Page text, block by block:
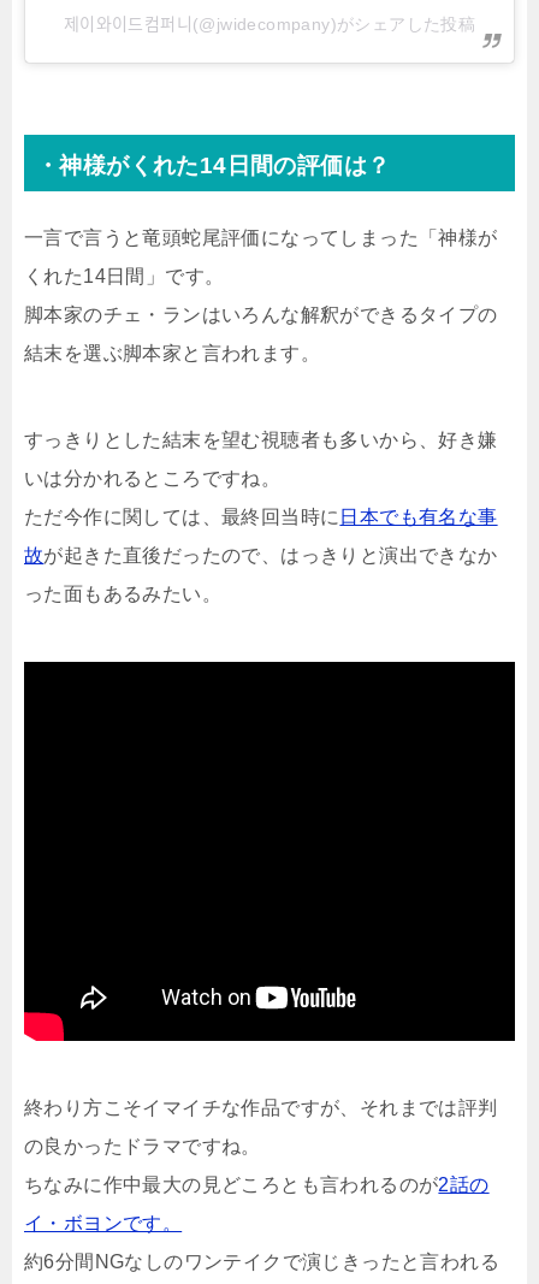
제이와이드컴퍼니(@jwidecompany)がシェアした投稿
・神様がくれた14日間の評価は？
一言で言うと竜頭蛇尾評価になってしまった「神様が
くれた14日間」です。
脚本家のチェ・ランはいろんな解釈ができるタイプの
結末を選ぶ脚本家と言われます。
すっきりとした結末を望む視聴者も多いから、好き嫌
いは分かれるところですね。
ただ今作に関しては、最終回当時に 日本でも有名な事
故が起きた直後だったので、はっきりと演出できなか
った面もあるみたい。
終わり方こそイマイチな作品ですが、それまでは評判
の良かったドラマですね。
ちなみに作中最大の見どころとも言われるのが2話の
イ・ボヨンです。
約6分間NGなしのワンテイクで演じきったと言われる